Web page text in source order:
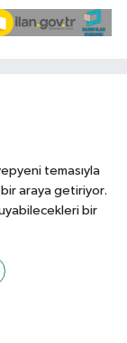
temasıyla
araya getiriyor.
bir